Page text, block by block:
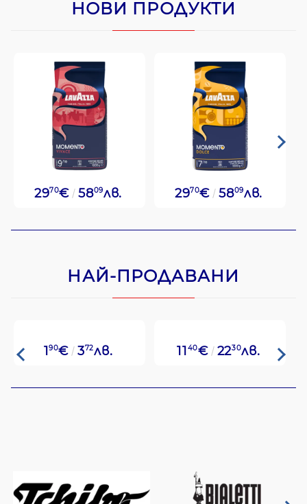
НОВИ ПРОДУКТИ
2970€ 5809лв. 2970€ 5809лв.
НАЙ-ПРОДАВАНИ
190€ 372лв. 11 40€ 2230лв.